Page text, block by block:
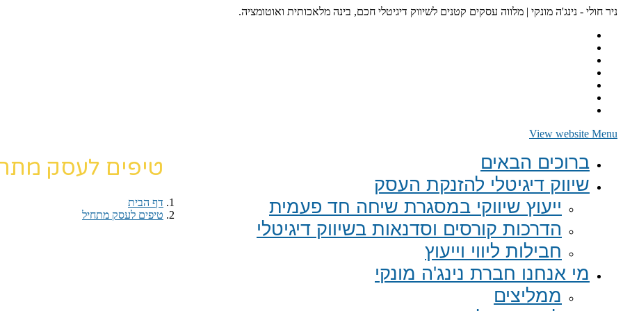
ניר חולי - נינג'ה מונקי | מלווה עסקים קטנים לשיווק דיגיטלי חכם, בינה מלאכותית ואוטומציה.
View website Menu
ברוכים הבאים
שיווק דיגיטלי להזנקת העסק
ייעוץ שיווקי במסגרת שיחה חד פעמית​
הדרכות קורסים וסדנאות בשיווק דיגיטלי
חבילות ליווי וייעוץ
מי אנחנו חברת נינג'ה מונקי
ממליצים
טיפים לעסק
דף הבית
טיפים לעסק מתחיל